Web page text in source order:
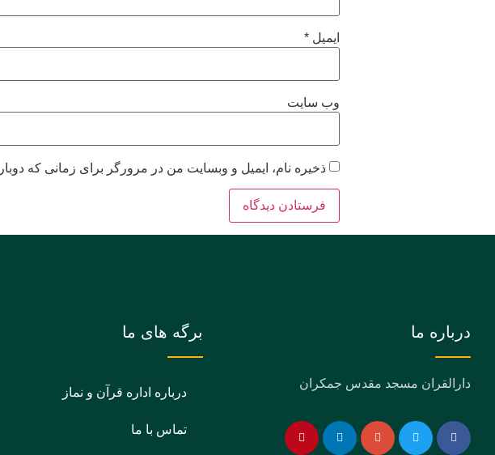
ایمیل *
وب‌ سایت
ذخیره نام، ایمیل و وبسایت من در مرورگر برای زمانی که
درباره ما
دارالقران مسجد مقدس جمکران
برگه های ما
درباره اداره قرآن و نماز
تماس با ما